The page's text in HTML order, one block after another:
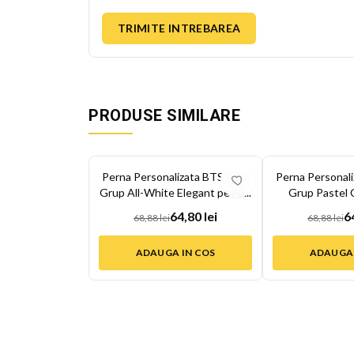
TRIMITE INTREBAREA
PRODUSE SIMILARE
6%
Perna Personalizata BTS Foto
Grup All-White Elegant pe Fo...
68,88 lei64,80 lei
ADAUGA IN COS
6%
Perna
Grup Pastel
68,88 lei